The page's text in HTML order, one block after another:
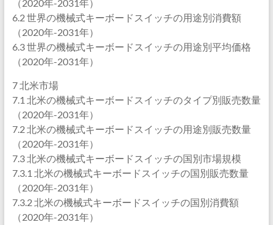
（2020年-2031年）
6.2 世界の機械式キーボードスイッチの用途別消費額
（2020年-2031年）
6.3 世界の機械式キーボードスイッチの用途別平均価格
（2020年-2031年）
7 北米市場
7.1 北米の機械式キーボードスイッチのタイプ別販売数量
（2020年-2031年）
7.2 北米の機械式キーボードスイッチの用途別販売数量
（2020年-2031年）
7.3 北米の機械式キーボードスイッチの国別市場規模
7.3.1 北米の機械式キーボードスイッチの国別販売数量
（2020年-2031年）
7.3.2 北米の機械式キーボードスイッチの国別消費額
（2020年-2031年）